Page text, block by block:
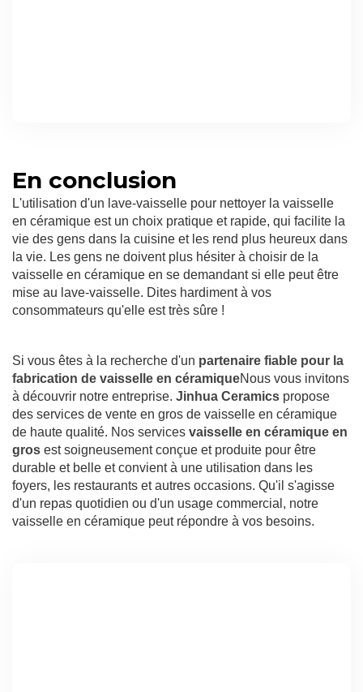
En conclusion
L'utilisation d'un lave-vaisselle pour nettoyer la vaisselle
en céramique est un choix pratique et rapide, qui facilite la
vie des gens dans la cuisine et les rend plus heureux dans
la vie. Les gens ne doivent plus hésiter à choisir de la
vaisselle en céramique en se demandant si elle peut être
mise au lave-vaisselle. Dites hardiment à vos
consommateurs qu'elle est très sûre !
Si vous êtes à la recherche d'un partenaire fiable pour la
fabrication de vaisselle en céramiqueNous vous invitons
à découvrir notre entreprise. Jinhua Ceramics propose
des services de vente en gros de vaisselle en céramique
de haute qualité. Nos services vaisselle en céramique en
gros est soigneusement conçue et produite pour être
durable et belle et convient à une utilisation dans les
foyers, les restaurants et autres occasions. Qu'il s'agisse
d'un repas quotidien ou d'un usage commercial, notre
vaisselle en céramique peut répondre à vos besoins.